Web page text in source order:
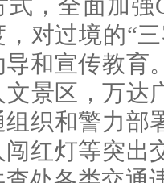
，全面加强
对过境的“
和宣传教育
文景区，万达
织和警力部
红灯等突出